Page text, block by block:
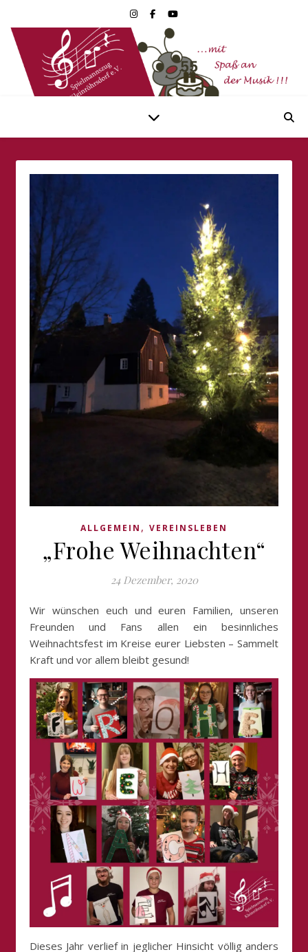
ALLGEMEIN , VEREINSLEBEN
„Frohe Weihnachten“
24 Dezember, 2020
Wir wünschen euch und euren Familien, unseren
Freunden und Fans allen ein besinnliches
Weihnachtsfest im Kreise eurer Liebsten – Sammelt
Kraft und vor allem bleibt gesund!
Dieses Jahr verlief in jeglicher Hinsicht völlig anders